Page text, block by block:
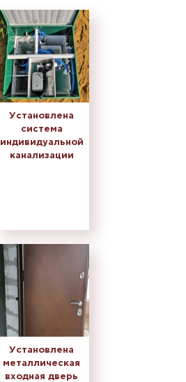
Установлена
система
индивидуальной
канализации
Установлена
металлическая
входная дверь